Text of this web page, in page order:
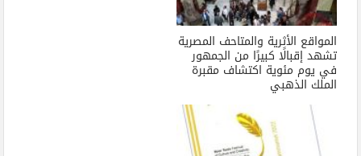
المواقع الأثرية والمتاحف المصرية
تشهد إقبالًا كبيرًا من الجمهور
في يوم مئوية اكتشاف مقبرة
الملك الذهبي